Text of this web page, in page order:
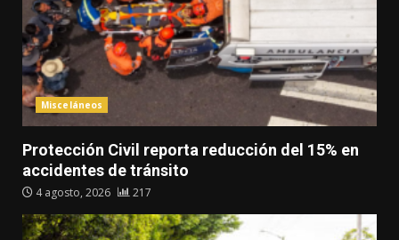
Misceláneos
Protección Civil reporta reducción del 15% en
accidentes de tránsito
4 agosto, 2026 217